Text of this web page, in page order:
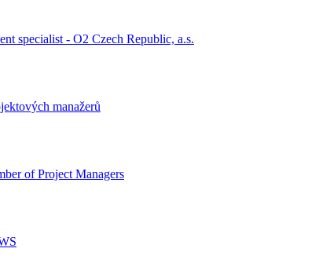
specialist - O2 Czech Republic, a.s.
manažerů
of Project Managers